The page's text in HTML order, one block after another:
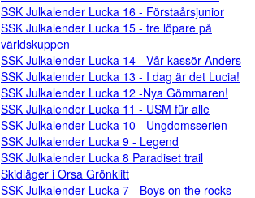
SSK Julkalender Lucka 16 - Förstaårsjunior
SSK Julkalender Lucka 15 - tre löpare på
världskuppen
SSK Julkalender Lucka 14 - Vår kassör Anders
SSK Julkalender Lucka 13 - I dag är det Lucia!
SSK Julkalender Lucka 12 -Nya Gömmaren!
SSK Julkalender Lucka 11 - USM für alle
SSK Julkalender Lucka 10 - Ungdomsserien
SSK Julkalender Lucka 9 - Legend
SSK Julkalender Lucka 8 Paradiset trail
Skidläger i Orsa Grönklitt
SSK Julkalender Lucka 7 - Boys on the rocks